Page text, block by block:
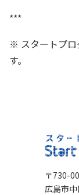
***
※ スタートプロ
す。
〒730-
広島市